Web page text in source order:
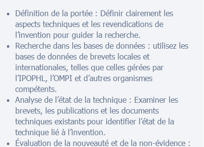
Définition de la portée : Définir clairement les
aspects techniques et les revendications de
l’invention pour guider la recherche.
Recherche dans les bases de données : utilisez les
bases de données de brevets locales et
internationales, telles que celles gérées par
l’IPOPHL, l’OMPI et d’autres organismes
compétents.
Analyse de l’état de la technique : Examiner les
brevets, les publications et les documents
techniques existants pour identifier l’état de la
technique lié à l’invention.
Évaluation de la nouveauté et de la non-évidence :